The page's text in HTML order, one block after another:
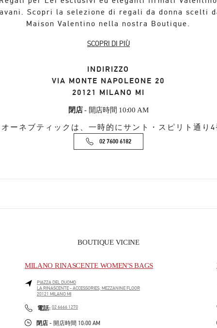
Scopri la selezione di regali da donna scelti
Maison Valentino nella nostra Boutique.
SCOPRI DI PIÙ
INDIRIZZO
VIA MONTE NAPOLEONE 20
20121 MILANO MI
閉店- 開店時間 10:00 AM
ーネブティックは、一時的にサント・スピリト通り4
02 7600 6182
BOUTIQUE VICINE
MILANO RINASCENTE WOMEN'S BAGS
PIAZZA DEL DUOMO
LA RINASCENTE - ACCESSORIES, MEZZANINE FLOOR
20121 MILANO MI
電話: PHONE
02 6666 1270
閉店 - 開店時間 10:00 AM